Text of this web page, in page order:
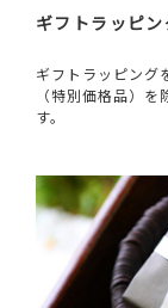
ギフトラッピン
ギフトラッピング
（特別価格品）
す。